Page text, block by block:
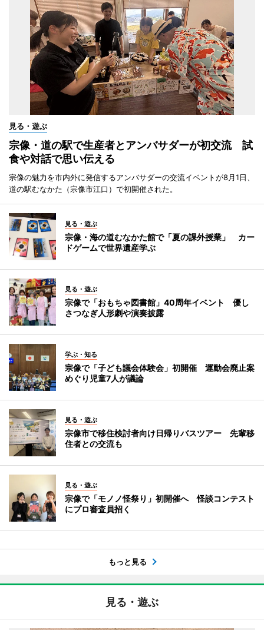
見る・遊ぶ
宗像・道の駅で生産者とアンバサダーが初交流 試
食や対話で思い伝える
宗像の魅力を市内外に発信するアンバサダーの交流イベントが8月1日、
道の駅むなかた（宗像市江口）で初開催された。
見る・遊ぶ
宗像・海の道むなかた館で「夏の課外授業」 カー
ドゲームで世界遺産学ぶ
見る・遊ぶ
宗像で「おもちゃ図書館」40周年イベント 優し
さつなぎ人形劇や演奏披露
学ぶ・知る
宗像で「子ども議会体験会」初開催 運動会廃止案
めぐり児童7人が議論
見る・遊ぶ
宗像市で移住検討者向け日帰りバスツアー 先輩移
住者との交流も
見る・遊ぶ
宗像で「モノノ怪祭り」初開催へ 怪談コンテスト
にプロ審査員招く
もっと見る
見る・遊ぶ